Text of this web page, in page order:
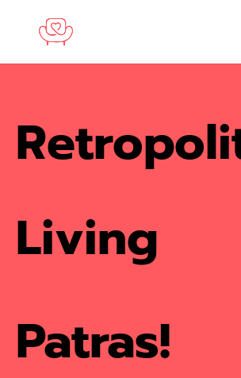
Living
Patras!